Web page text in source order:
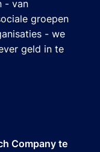
- van
groepen
- we
geld in te
Company te